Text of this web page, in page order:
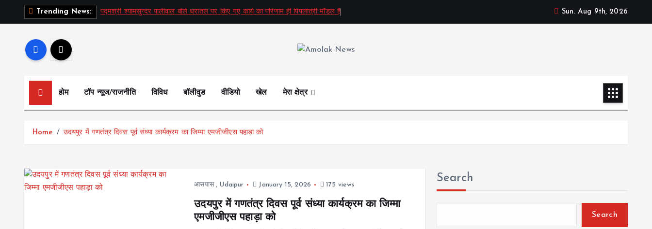
Trending News: पद्मश्री श्यामसुन्दर पालीवाल बोले धरातल पर किए गए कार्य का परिणाम ही पिपलांत्री मॉडल है Sun. Aug 9th, 2026
होम टॉप न्यूज/राजनीति विविध बॉलीवुड वीडियो खेल मेरा क्षेत्र
Home उदयपुर में गणतंत्र दिवस पूर्व संध्या कार्यक्रम का जिम्मा एमजीजीएस पहाड़ा को
आसपास, Udaipur January 15, 2026 175 views
उदयपुर में गणतंत्र दिवस पूर्व संध्या कार्यक्रम का जिम्मा
एमजीजीएस पहाड़ा को
Search
Search